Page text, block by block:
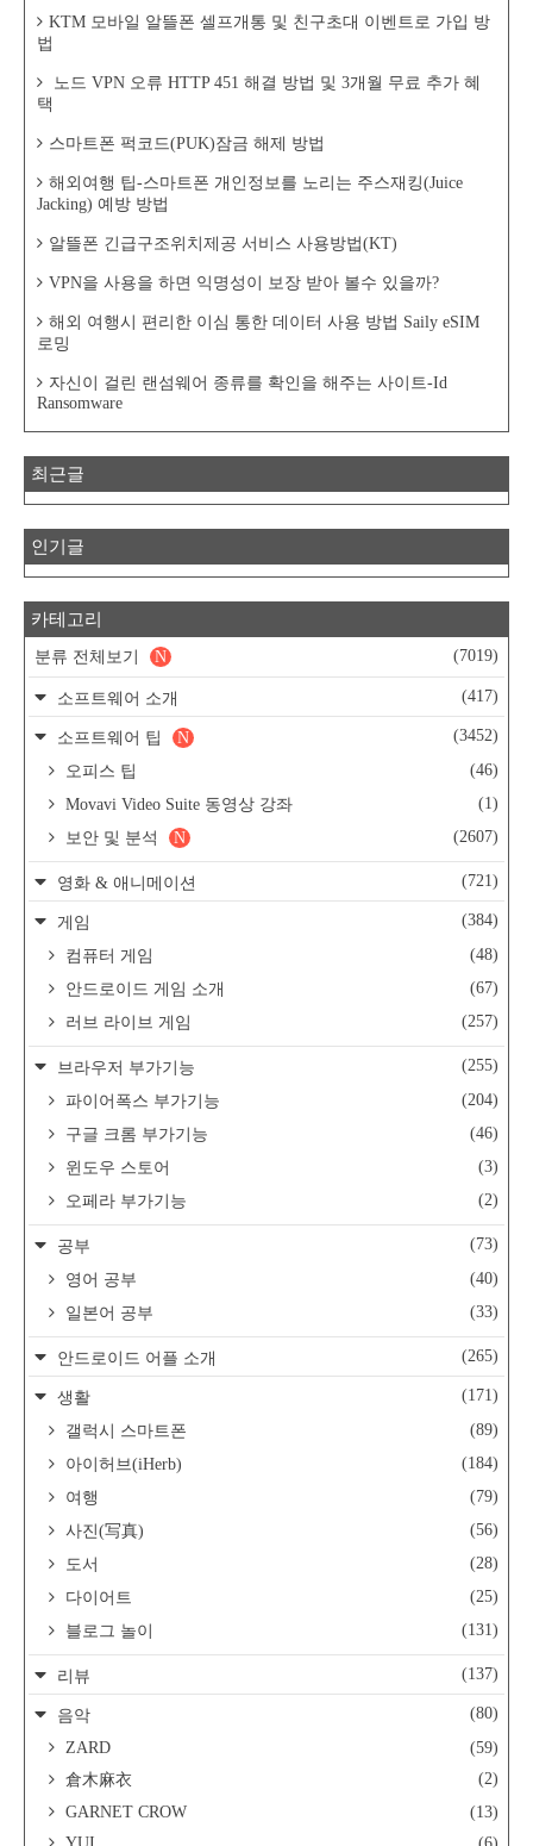
KTM 모바일 알뜰폰 셀프개통 및 친구초대 이벤트로 가입 방
법
노드 VPN 오류 HTTP 451 해결 방법 및 3개월 무료 추가 혜
택
스마트폰 퍽코드(PUK)잠금 해제 방법
해외여행 팁-스마트폰 개인정보를 노리는 주스재킹(Juice
Jacking) 예방 방법
알뜰폰 긴급구조위치제공 서비스 사용방법(KT)
VPN을 사용을 하면 익명성이 보장 받아 볼수 있을까?
해외 여행시 편리한 이심 통한 데이터 사용 방법 Saily eSIM
로밍
자신이 걸린 랜섬웨어 종류를 확인을 해주는 사이트-Id
Ransomware
최근글
인기글
카테고리
분류 전체보기 (7019)
N
소프트웨어 소개 (417)
소프트웨어 팁 (3452)
N
오피스 팁
(46)
Movavi Video Suite 동영상 강좌
(1)
보안 및 분석
(2607)
N
영화 & 애니메이션 (721)
게임
(384)
컴퓨터 게임
(48)
안드로이드 게임 소개
(67)
러브 라이브 게임
(257)
브라우저 부가기능
(255)
파이어폭스 부가기능
(204)
구글 크롬 부가기능
(46)
윈도우 스토어
(3)
오페라 부가기능
(2)
공부
(73)
영어 공부
(40)
일본어 공부
(33)
안드로이드 어플 소개 (265)
생활
(171)
갤럭시 스마트폰
(89)
아이허브(iHerb)
(184)
여행
(79)
사진(写真)
(56)
도서
(28)
다이어트
(25)
블로그 놀이
(131)
리뷰 (137)
음악
(80)
ZARD
(59)
倉木麻衣
(2)
GARNET CROW
(13)